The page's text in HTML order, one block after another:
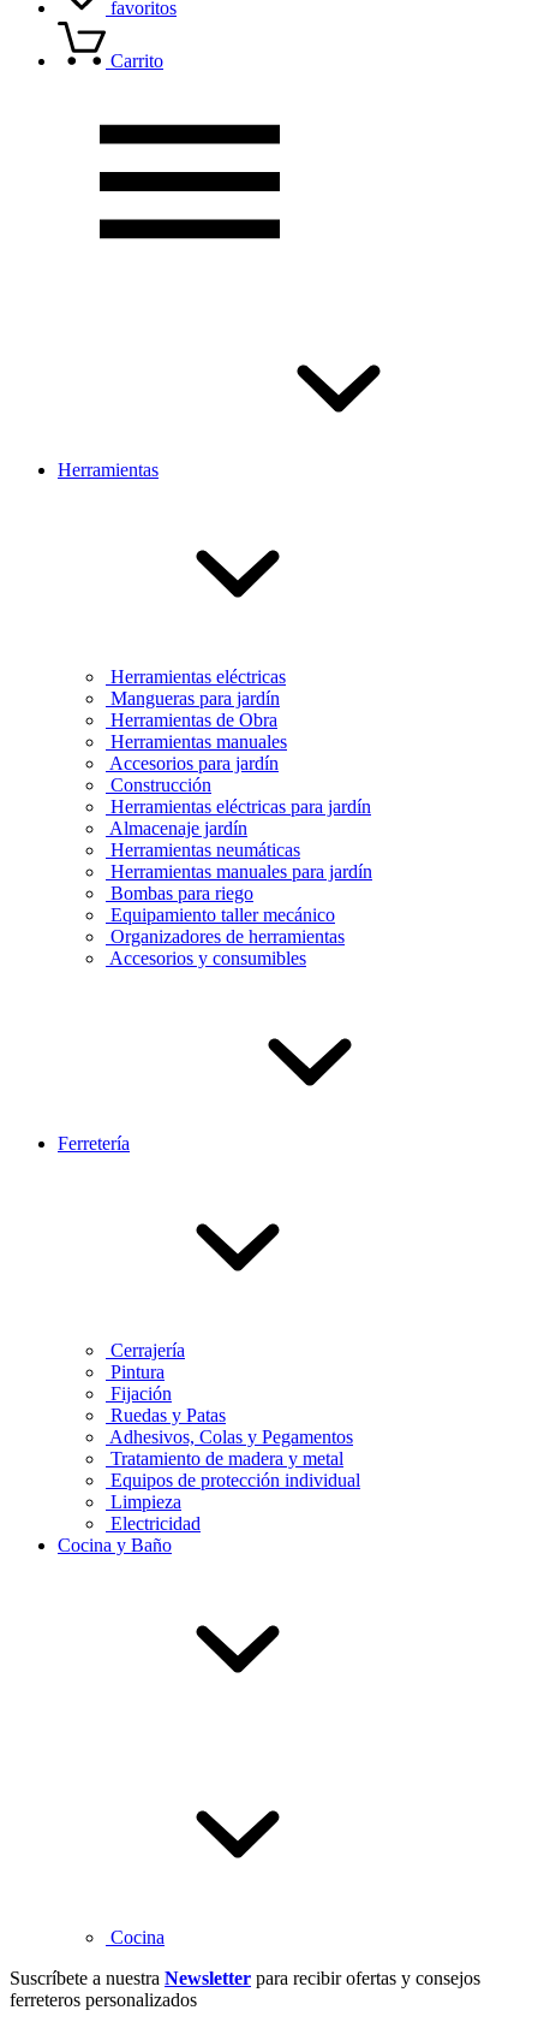
favoritos
Carrito
Herramientas
Herramientas eléctricas
Mangueras para jardín
Herramientas de Obra
Herramientas manuales
Accesorios para jardín
Construcción
Herramientas eléctricas para jardín
Almacenaje jardín
Herramientas neumáticas
Herramientas manuales para jardín
Bombas para riego
Equipamiento taller mecánico
Organizadores de herramientas
Accesorios y consumibles
Ferretería
Cerrajería
Pintura
Fijación
Ruedas y Patas
Adhesivos, Colas y Pegamentos
Tratamiento de madera y metal
Equipos de protección individual
Limpieza
Electricidad
Cocina y Baño
Cocina
Suscríbete a nuestra Newsletter para recibir ofertas y consejos
ferreteros personalizados